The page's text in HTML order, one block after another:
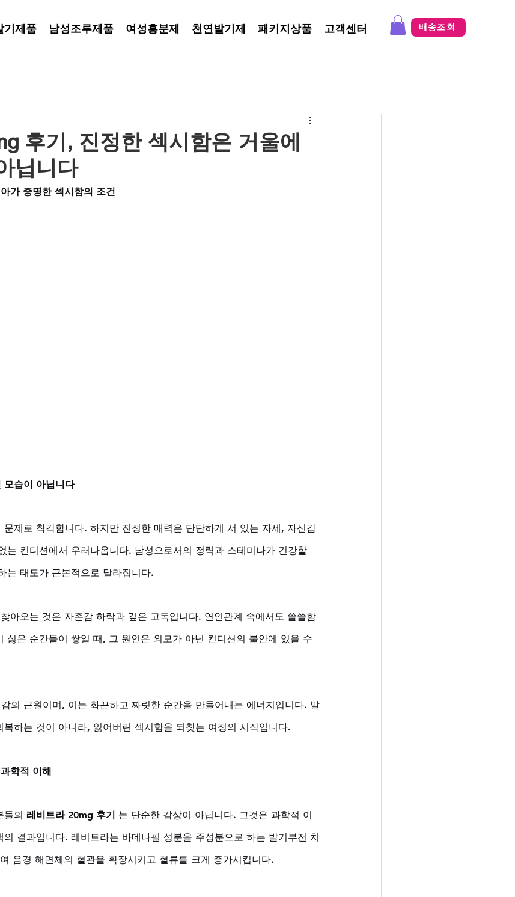
기제품 남성조루제품 여성흥분제 천연발기제 패키지상품 고객센터 배송조회
후기, 진정한 섹시함은 거울에
닙니다
가 증명한 섹시함의 조건
모습이 아닙니다
제로 착각합니다. 하지만 진정한 매력은 단단하게 서 있는 자세, 자신감
는 컨디션에서 우러나옵니다. 남성으로서의 정력과 스테미나가 건강할
는 태도가 근본적으로 달라집니다.
아오는 것은 자존감 하락과 깊은 고독입니다. 연인관계 속에서도 쓸쓸함
싫은 순간들이 쌓일 때, 그 원인은 외모가 아닌 컨디션의 불안에 있을 수
의 근원이며, 이는 화끈하고 짜릿한 순간을 만들어내는 에너지입니다. 발
하는 것이 아니라, 잃어버린 섹시함을 되찾는 여정의 시작입니다.
학적 이해
의 레비트라 20mg 후기
는 단순한 감상이 아닙니다. 그것은 과학적 이
결과입니다. 레비트라는 바데나필 성분을 주성분으로 하는 발기부전 치
음경 해면체의 혈관을 확장시키고 혈류를 크게 증가시킵니다.